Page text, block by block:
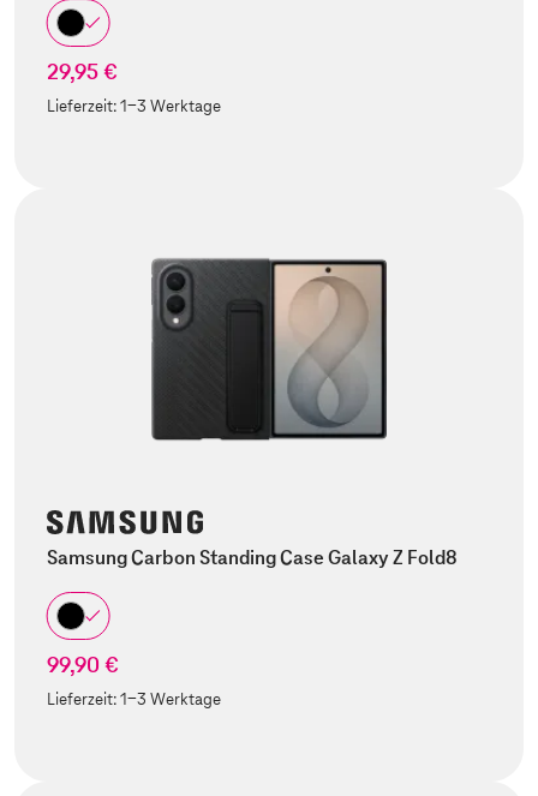
29,95 €
Lieferzeit:1-3 Werktage
Samsung Carbon Standing Case Galaxy Z Fold8
99,90 €
Lieferzeit:1-3 Werktage